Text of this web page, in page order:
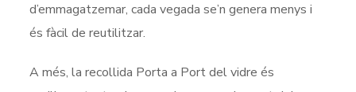
d’emmagatzemar, cada vegada se’n genera menys i
és fàcil de reutilitzar.
A més, la recollida Porta a Port del vidre és